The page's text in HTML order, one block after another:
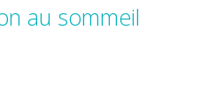
au sommeil